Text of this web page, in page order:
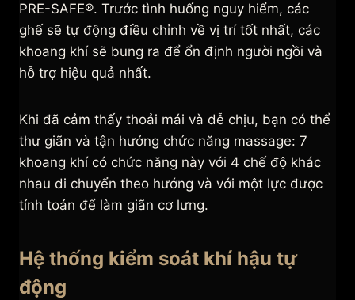
PRE-SAFE®. Trước tình huống nguy hiểm, các
ghế sẽ tự động điều chỉnh về vị trí tốt nhất, các
khoang khí sẽ bung ra để ổn định người ngồi và
hỗ trợ hiệu quả nhất.
Khi đã cảm thấy thoải mái và dễ chịu, bạn có thể
thư giãn và tận hưởng chức năng massage: 7
khoang khí có chức năng này với 4 chế độ khác
nhau di chuyển theo hướng và với một lực được
tính toán để làm giãn cơ lưng.
Hệ thống kiểm soát khí hậu tự
động